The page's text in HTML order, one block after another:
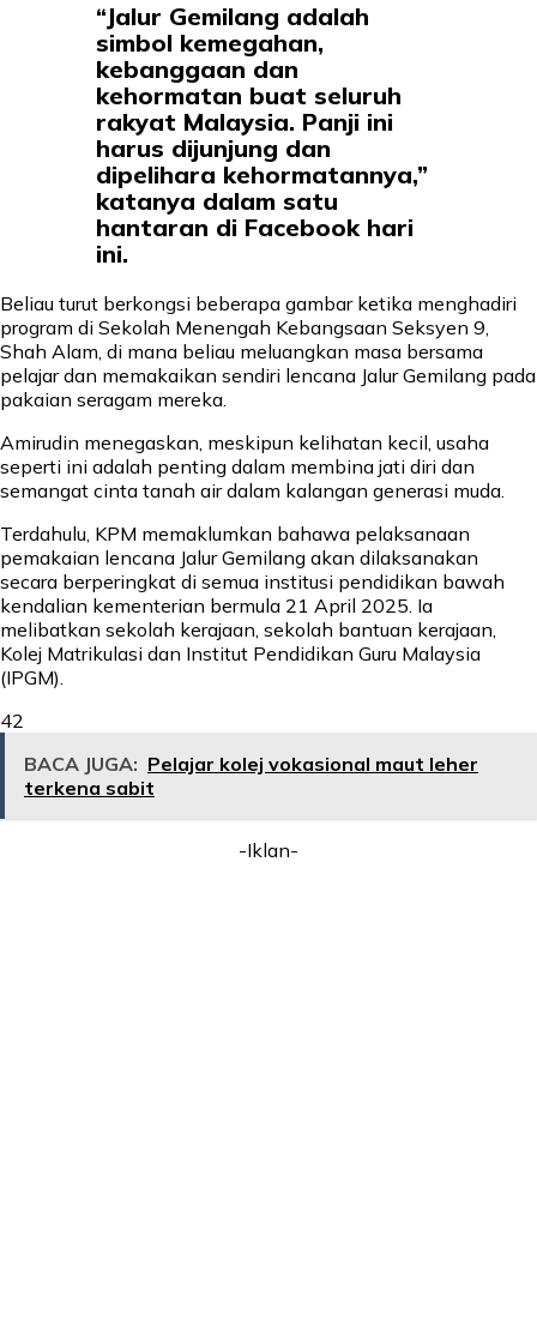
“Jalur Gemilang adalah
simbol kemegahan,
kebanggaan dan
kehormatan buat seluruh
rakyat Malaysia. Panji ini
harus dijunjung dan
dipelihara kehormatannya,”
katanya dalam satu
hantaran di Facebook hari
ini.
Beliau turut berkongsi beberapa gambar ketika menghadiri
program di Sekolah Menengah Kebangsaan Seksyen 9,
Shah Alam, di mana beliau meluangkan masa bersama
pelajar dan memakaikan sendiri lencana Jalur Gemilang pada
pakaian seragam mereka.
Amirudin menegaskan, meskipun kelihatan kecil, usaha
seperti ini adalah penting dalam membina jati diri dan
semangat cinta tanah air dalam kalangan generasi muda.
Terdahulu, KPM memaklumkan bahawa pelaksanaan
pemakaian lencana Jalur Gemilang akan dilaksanakan
secara berperingkat di semua institusi pendidikan bawah
kendalian kementerian bermula 21 April 2025. Ia
melibatkan sekolah kerajaan, sekolah bantuan kerajaan,
Kolej Matrikulasi dan Institut Pendidikan Guru Malaysia
(IPGM).
42
BACA JUGA: Pelajar kolej vokasional maut leher
terkena sabit
-Iklan-